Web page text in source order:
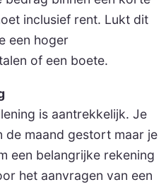
inclusief rent. Lukt dit
een hoger
of een boete.
is aantrekkelijk. Je
de maand gestort maar je
een belangrijke rekening
het aanvragen van een